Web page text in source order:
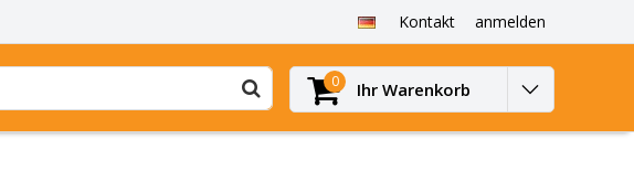
Kontakt anmelden
0 Ihr Warenkorb